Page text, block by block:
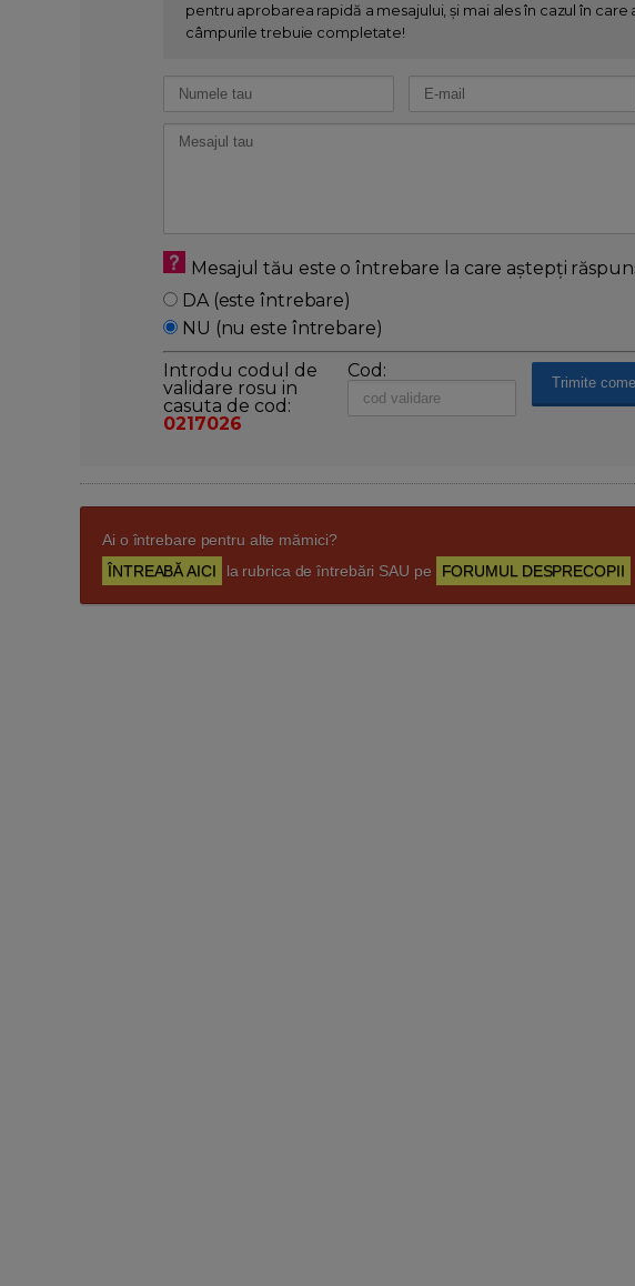
pentru aprobarea rapidă a mesajului, și mai ales în cazul în care
câmpurile trebuie completate!
Mesajul tău este o întrebare la care aștepți
DA (este întrebare)
NU (nu este întrebare)
Introdu codul de
validare rosu in
casuta de cod:
0217026
Cod:
Ai o întrebare pentru alte mămici?
ÎNTREABĂ AICI
la rubrica de întrebări SAU pe FORUMUL DESPRECOPII